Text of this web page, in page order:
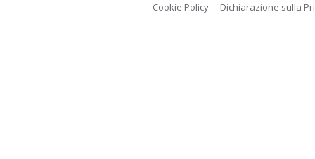
Cookie Policy Dichiarazione sulla